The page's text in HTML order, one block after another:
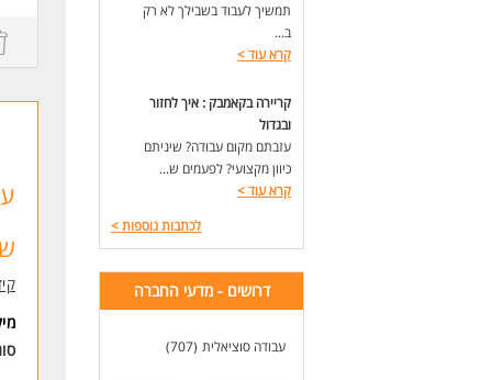
תמשיך לעבוד בשבילך לא רק
ב...
קרא עוד>
קריירה בקאמבק : איך לחזור
ובגדול
עזבתם מקום עבודה? שיניתם
כיוון מקצועי? לפעמים ש...
קרא עוד>
לכתבות נוספות>
דרושים - מדעי החברה
עבודה סוציאלית (707)
*